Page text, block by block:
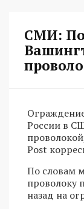
СМИ:
России в
Post
По словам
проволоку
назад на